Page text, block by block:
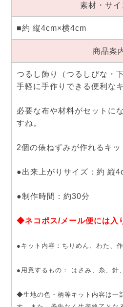
素材・サイ
■約 縦4cm×横4cm
商品案
つるし飾り（つるしびな・
手軽に手作りできる便利なキ
必要な布や材料がセットに
すね。
2個の俵ねずみが作れるキッ
●出来上がりサイズ：約 縦
●制作時間：約30分
◆ネコポス/メール便には入
●キット内容：ちりめん、わた、
●用意するもの： はさみ、糸、針
◆生地の色・柄等キット内容は一